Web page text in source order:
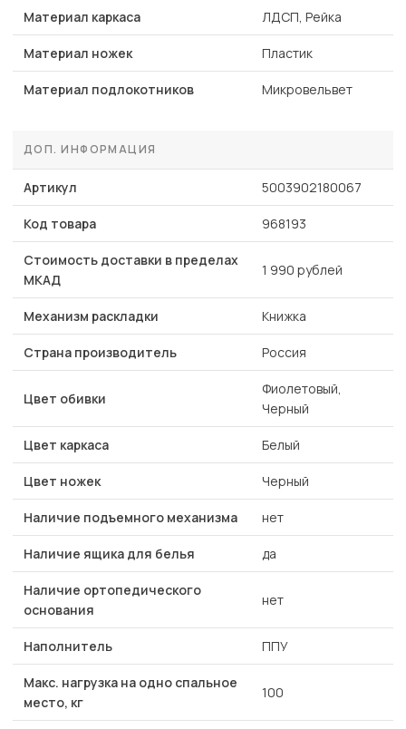
Материал каркаса ЛДСП, Рейка
Материал ножек Пластик
Материал подлокотников Микровельвет
ДОП. ИНФОРМАЦИЯ
Артикул 5003902180067
Код товара 968193
Стоимость доставки в пределах
МКАД
1 990 рублей
Механизм раскладки Книжка
Страна производитель Россия
Цвет обивки
Фиолетовый,
Черный
Цвет каркаса Белый
Цвет ножек Черный
Наличие подъемного механизма нет
Наличие ящика для белья да
Наличие ортопедического
основания
нет
Наполнитель ППУ
Макс. нагрузка на одно спальное
место, кг
100